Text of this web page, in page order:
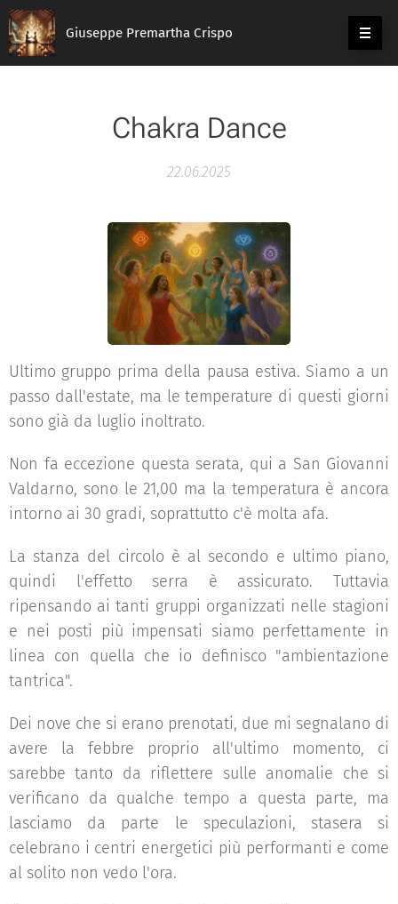
Giuseppe Premartha Crispo
Chakra Dance
22.06.2025
Ultimo gruppo prima della pausa estiva. Siamo a un
passo dall'estate, ma le temperature di questi giorni
sono già da luglio inoltrato.
Non fa eccezione questa serata, qui a San Giovanni
Valdarno, sono le 21,00 ma la temperatura è ancora
intorno ai 30 gradi, soprattutto c'è molta afa.
La stanza del circolo è al secondo e ultimo piano,
quindi l'effetto serra è assicurato. Tuttavia
ripensando ai tanti gruppi organizzati nelle stagioni
e nei posti più impensati siamo perfettamente in
linea con quella che io definisco "ambientazione
tantrica".
Dei nove che si erano prenotati, due mi segnalano di
avere la febbre proprio all'ultimo momento, ci
sarebbe tanto da riflettere sulle anomalie che si
verificano da qualche tempo a questa parte, ma
lasciamo da parte le speculazioni, stasera si
celebrano i centri energetici più performanti e come
al solito non vedo l'ora.